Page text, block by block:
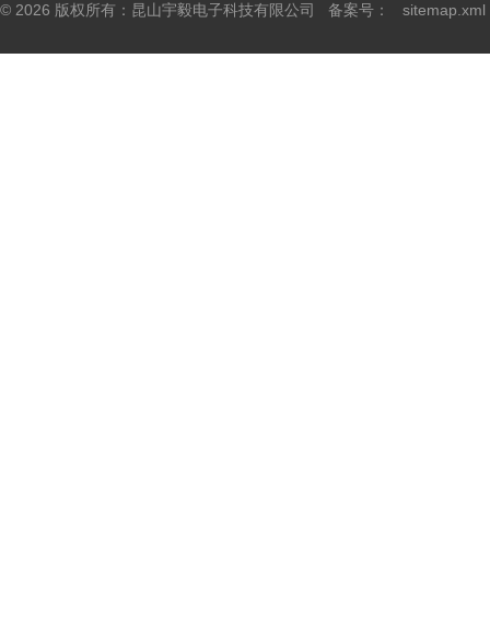
© 2026 版权所有：昆山宇毅电子科技有限公司 备案号： sitemap.xml